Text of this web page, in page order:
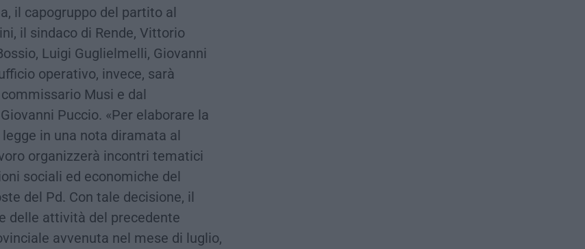
il capogruppo del partito al
il sindaco di Rende, Vittorio
Luigi Guglielmelli, Giovanni
operativo, invece, sarà
Musi e dal
Puccio. «Per elaborare la
in una nota diramata al
organizzerà incontri tematici
sociali ed economiche del
del Pd. Con tale decisione, il
delle attività del precedente
avvenuta nel mese di luglio,